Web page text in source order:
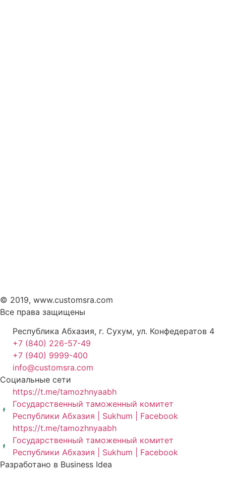
© 2019, www.customsra.com
Все права защищены
Республика Абхазия, г. Сухум, ул. Конфедератов 4
+7 (840) 226-57-49
+7 (940) 9999-400
info@customsra.com
Социальные сети
https://t.me/tamozhnyaabh
Государственный таможенный комитет
Республики Абхазия | Sukhum | Facebook
https://t.me/tamozhnyaabh
Государственный таможенный комитет
Республики Абхазия | Sukhum | Facebook
Разработано в Business Idea